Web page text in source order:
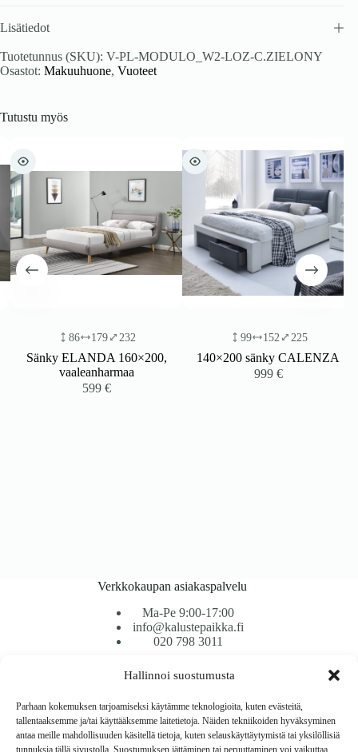
Hallinnoi suostumusta
Parhaan kokemuksen tarjoamiseksi käytämme teknologioita, kuten evästeitä,
tallentaaksemme ja/tai käyttääksemme laitetietoja. Näiden tekniikoiden hyväksyminen
antaa meille mahdollisuuden käsitellä tietoja, kuten selauskäyttäytymistä tai yksilöllisiä
tunnuksia tällä sivustolla. Suostumuksen jättäminen tai peruuttaminen voi vaikuttaa
Lisätiedot
Tuotetunnus (SKU): V-PL-MODULO_W2-LOZ-C.ZIELONY
Osastot: Makuuhuone, Vuoteet
Tutustu myös
86 179 232
Sänky ELANDA 160×200,
vaaleanharmaa
599€
99 152 225
140×200 sänky CALENZA
999€
Verkkokaupan asiakaspalvelu
Ma-Pe 9:00-17:00
info@kalustepaikka.fi
020 798 3011
Tavarantoimitus / Maksutavat
Toimitustavat
Maksutavat
Vaihto ja palautus
Reklamaatiot